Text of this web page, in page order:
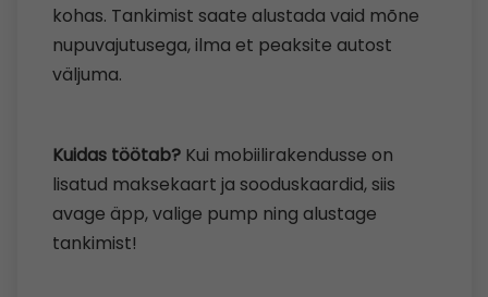
kohas. Tankimist saate alustada vaid mõne
nupuvajutusega, ilma et peaksite autost
väljuma.
Kuidas töötab? Kui mobiilirakendusse on
lisatud maksekaart ja sooduskaardid, siis
avage äpp, valige pump ning alustage
tankimist!